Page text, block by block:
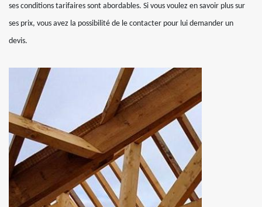
ses conditions tarifaires sont abordables. Si vous voulez en savoir plus sur
ses prix, vous avez la possibilité de le contacter pour lui demander un
devis.